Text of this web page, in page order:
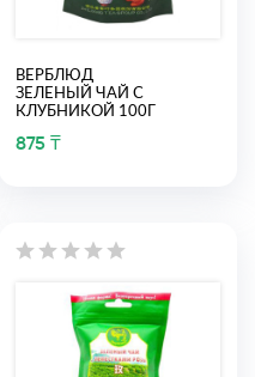
ВЕРБЛЮД
ЗЕЛЕНЫЙ ЧАЙ С
КЛУБНИКОЙ 100Г
875 ₸